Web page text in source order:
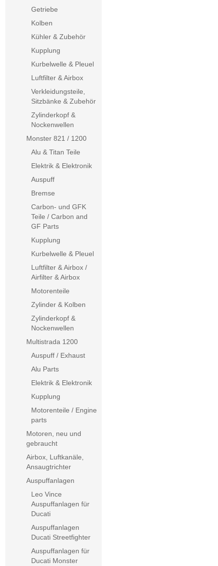
Getriebe
Kolben
Kühler & Zubehör
Kupplung
Kurbelwelle & Pleuel
Luftfilter & Airbox
Verkleidungsteile,
Sitzbänke & Zubehör
Zylinderkopf &
Nockenwellen
Monster 821 / 1200
Alu & Titan Teile
Elektrik & Elektronik
Auspuff
Bremse
Carbon- und GFK
Teile / Carbon and
GF Parts
Kupplung
Kurbelwelle & Pleuel
Luftfilter & Airbox /
Airfilter & Airbox
Motorenteile
Zylinder & Kolben
Zylinderkopf &
Nockenwellen
Multistrada 1200
Auspuff / Exhaust
Alu Parts
Elektrik & Elektronik
Kupplung
Motorenteile / Engine
parts
Motoren, neu und
gebraucht
Airbox, Luftkanäle,
Ansaugtrichter
Auspuffanlagen
Leo Vince
Auspuffanlagen für
Ducati
Auspuffanlagen
Ducati Streetfighter
Auspuffanlagen für
Ducati Monster